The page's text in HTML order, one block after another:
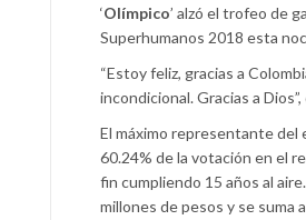
‘Olímpico’ alzó el trofeo de
Superhumanos 2018 esta
“Estoy feliz, gracias a
incondicional. Gracias a
El máximo representante
60.24% de la votación en el
fin cumpliendo 15 años al
millones de pesos y se suma